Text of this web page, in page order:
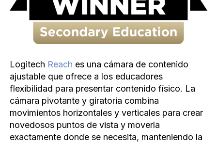
Logitech Reach es una cámara de contenido
ajustable que ofrece a los educadores
flexibilidad para presentar contenido físico. La
cámara pivotante y giratoria combina
movimientos horizontales y verticales para crear
novedosos puntos de vista y moverla
exactamente donde se necesita, manteniendo la